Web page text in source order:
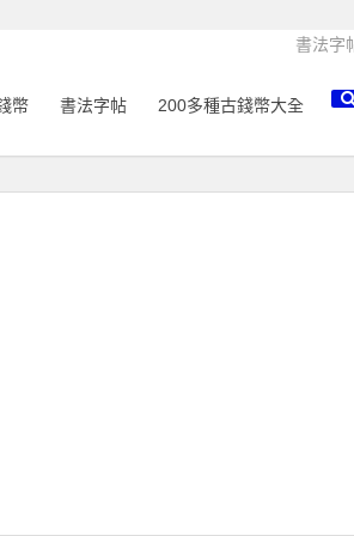
書法字
幣 書法字帖 200多種古錢幣大全